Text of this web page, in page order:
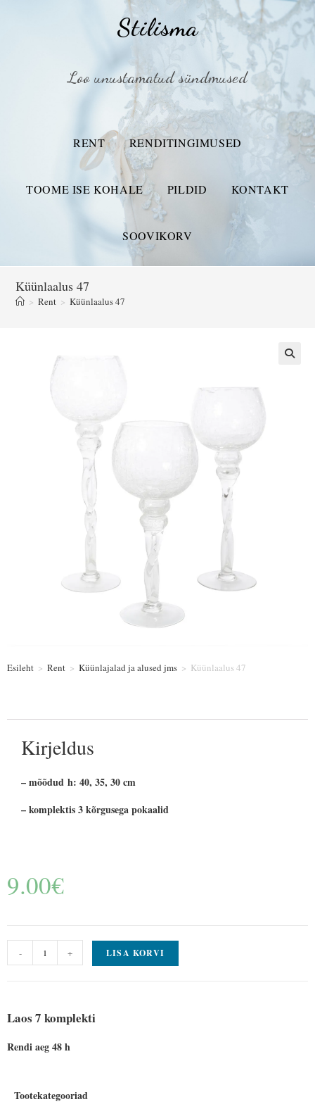
Stilisma
Loo unustamatud sündmused
RENT RENDITINGIMUSED
TOOME ISE KOHALE PILDID KONTAKT
SOOVIKORV
Küünlaalus 47
> Rent > Küünlaalus 47
Esileht > Rent > Küünlajalad ja alused jms > Küünlaalus 47
Kirjeldus
– mõõdud h: 40, 35, 30 cm
– komplektis 3 kõrgusega pokaalid
9.00€
- + LISA KORVI
Laos 7 komplekti
Rendi aeg 48 h
Tootekategooriad